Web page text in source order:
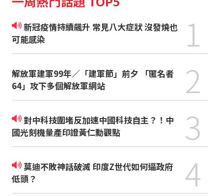
新冠疫情持續飆升 常見八大症狀 沒發燒也
可能感染
1
解放軍建軍99年／「建軍節」前夕 「匿名者
64」攻下多個解放軍網站
2
對中科技圍堵反加速中國科技自主？！中
國光刻機量產印證黃仁勳觀點
3
莫迪不敗神話破滅 印度Z世代如何逼政府
低頭？
4